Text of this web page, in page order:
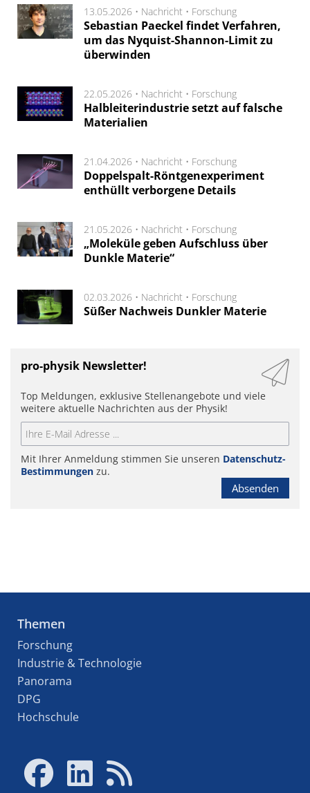
13.05.2026 • Nachricht • Forschung
Sebastian Paeckel findet Verfahren,
um das Nyquist-Shannon-Limit zu
überwinden
22.05.2026 • Nachricht • Forschung
Halbleiterindustrie setzt auf falsche
Materialien
21.04.2026 • Nachricht • Forschung
Doppelspalt-Röntgenexperiment
enthüllt verborgene Details
21.05.2026 • Nachricht • Forschung
„Moleküle geben Aufschluss über
Dunkle Materie“
02.03.2026 • Nachricht • Forschung
Süßer Nachweis Dunkler Materie
pro-physik Newsletter!
Top Meldungen, exklusive Stellenangebote und viele
weitere aktuelle Nachrichten aus der Physik!
Mit Ihrer Anmeldung stimmen Sie unseren Datenschutz-
Bestimmungen zu.
Absenden
Themen
Forschung
Industrie & Technologie
Panorama
DPG
Hochschule